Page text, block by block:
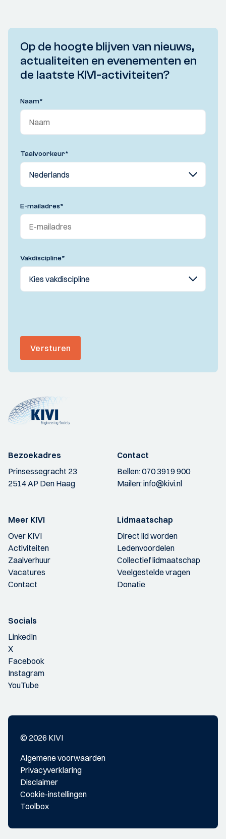
Op de hoogte blijven van nieuws,
actualiteiten en evenementen en
de laatste KIVI-activiteiten?
Naam*
Taalvoorkeur*
E-mailadres*
Vakdiscipline*
Versturen
Bezoekadres
Prinsessegracht 23
2514 AP Den Haag
Contact
Bellen:070 3919 900
Mailen:info@kivi.nl
Meer KIVI
Over KIVI
Activiteiten
Zaalverhuur
Vacatures
Contact
Lidmaatschap
Direct lid worden
Ledenvoordelen
Collectief lidmaatschap
Veelgestelde vragen
Donatie
Socials
LinkedIn
X
Facebook
Instagram
YouTube
© 2026 KIVI
Algemene voorwaarden
Privacyverklaring
Disclaimer
Cookie-instellingen
Toolbox